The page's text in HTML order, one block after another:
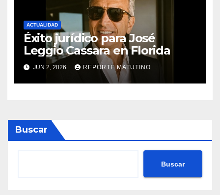
ACTUALIDAD
Éxito jurídico para José
Leggio Cassara en Florida
JUN 2, 2026 REPORTE MATUTINO
Buscar
Buscar